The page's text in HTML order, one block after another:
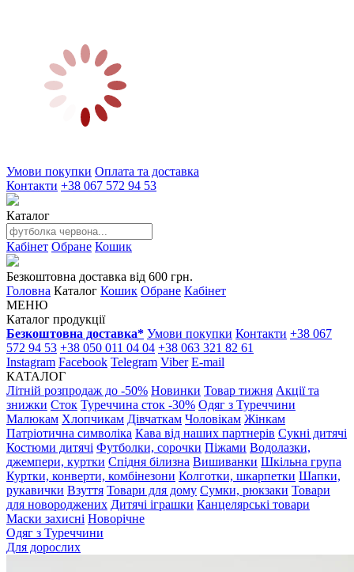
Умови покупки Оплата та доставка
Контакти +38 067 572 94 53
Каталог
Кабінет Обране Кошик
Безкоштовна доставка від 600 грн.
Головна Каталог Кошик Обране Кабінет
МЕНЮ
Каталог продукції
Безкоштовна доставка* Умови покупки Контакти +38 067
572 94 53 +38 050 011 04 04 +38 063 321 82 61
Instagram Facebook Telegram Viber E-mail
КАТАЛОГ
Літній розпродаж до -50% Новинки Товар тижня Акції та
знижки Сток Туреччина сток -30% Одяг з Туреччини
Малюкам Хлопчикам Дівчаткам Чоловікам Жінкам
Патріотична символіка Кава від наших партнерів Сукні дитячі
Костюми дитячі Футболки, сорочки Піжами Водолазки,
джемпери, куртки Спідня білизна Вишиванки Шкільна група
Куртки, конверти, комбінезони Колготки, шкарпетки Шапки,
рукавички Взуття Товари для дому Сумки, рюкзаки Товари
для новороджених Дитячі іграшки Канцелярські товари
Маски захисні Новорічне
Одяг з Туреччини
Для дорослих